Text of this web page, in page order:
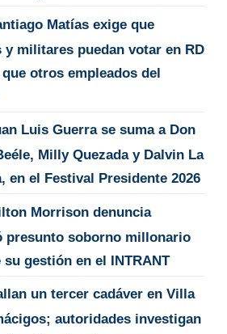
Matías exige que
y militares puedan votar en RD
otros empleados del
Luis Guerra se suma a Don
Milly Quezada y Dalvin La
en el Festival Presidente 2026
Morrison denuncia
presunto soborno millonario
su gestión en el INTRANT
un tercer cadáver en Villa
autoridades investigan